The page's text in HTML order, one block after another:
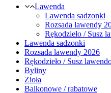
Lawenda
Lawenda sadzonki
Rozsada lawendy
Rękodzieło / Susz
Lawenda sadzonki
Rozsada lawendy 2026
Rękodzieło / Susz
Byliny
Zioła
Balkonowe / rabatowe